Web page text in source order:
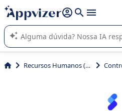
de nossa IA (várias linhas com
A IA do Appvizer o orienta no uso ou
SaaS para sua empresa.
Recursos Humanos (RH)